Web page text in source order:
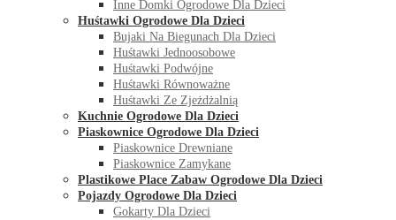
Inne Domki Ogrodowe Dla Dzieci
Huśtawki Ogrodowe Dla Dzieci
Bujaki Na Biegunach Dla Dzieci
Huśtawki Jednoosobowe
Huśtawki Podwójne
Huśtawki Równoważne
Huśtawki Ze Zjeżdżalnią
Kuchnie Ogrodowe Dla Dzieci
Piaskownice Ogrodowe Dla Dzieci
Piaskownice Drewniane
Piaskownice Zamykane
Plastikowe Place Zabaw Ogrodowe Dla Dzieci
Pojazdy Ogrodowe Dla Dzieci
Gokarty Dla Dzieci